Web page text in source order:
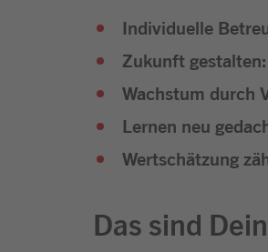
Individuelle
Zukunft gestalten:
Wachstum durch
Lernen neu
Wertschätzung
Das sind